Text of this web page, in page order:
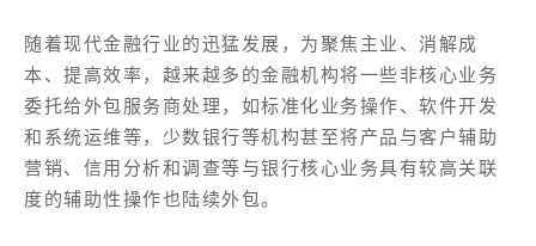
随着现代金融行业的迅猛发展，为聚焦主业、消解成
本、提高效率，越来越多的金融机构将一些非核心业务
委托给外包服务商处理，如标准化业务操作、软件开发
和系统运维等，少数银行等机构甚至将产品与客户辅助
营销、信用分析和调查等与银行核心业务具有较高关联
度的辅助性操作也陆续外包。